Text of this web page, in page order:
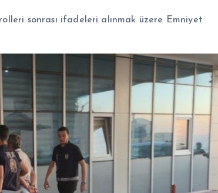
sonrası ifadeleri alınmak üzere Emniyet